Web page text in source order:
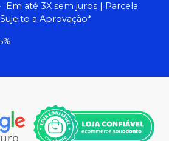
Em até 3X sem juros | Parcela
a Aprovação*